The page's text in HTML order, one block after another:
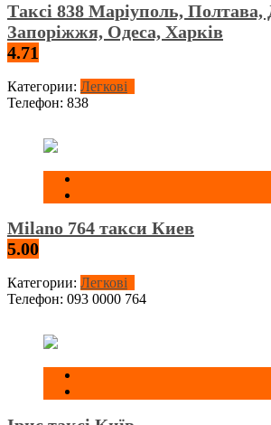
Таксі 838 Маріуполь, Полтава,
Запоріжжя, Одеса, Харків
4.71
Категории: Легкові
Телефон: 838
Milano 764 такси Киев
5.00
Категории: Легкові
Телефон: 093 0000 764